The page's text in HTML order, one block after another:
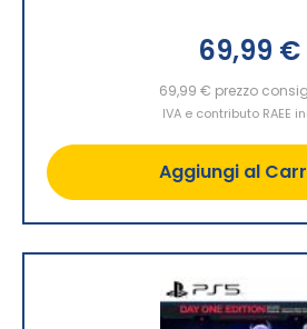
69,99 €
69,99 € prezzo
IVA e contributo RAEE
Aggiungi al